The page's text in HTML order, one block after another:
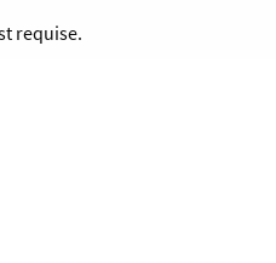
requise.